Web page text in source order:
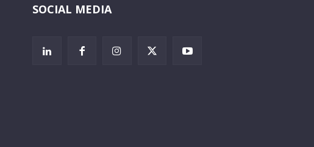
SOCIAL MEDIA